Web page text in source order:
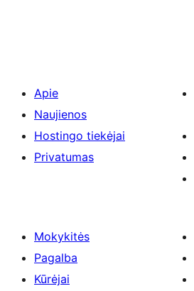
Apie
Naujienos
Hostingo tiekėjai
Privatumas
Mokykitės
Pagalba
Kūrėjai